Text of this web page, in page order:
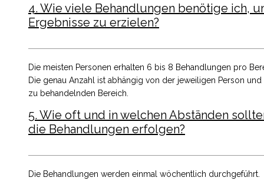
4. Wie viele Behandlungen benötige ich,
Ergebnisse zu erzielen?
Die meisten Personen erhalten 6 bis 8 Behandlungen pro
Die genau Anzahl ist abhängig von der jeweiligen Person
zu behandelnden Bereich.
5. Wie oft und in welchen Abständen
die Behandlungen erfolgen?
Die Behandlungen werden einmal wöchentlich durchgeführt.